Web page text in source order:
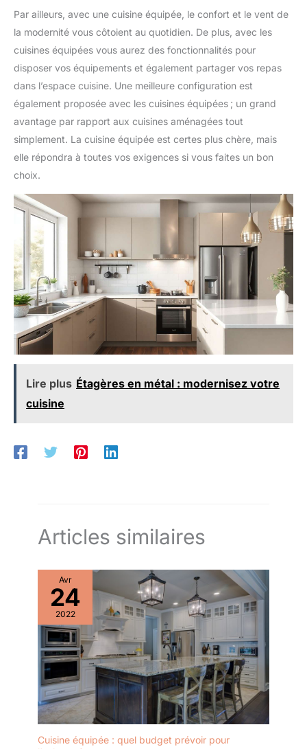
Par ailleurs, avec une cuisine équipée, le confort et le vent de
la modernité vous côtoient au quotidien. De plus, avec les
cuisines équipées vous aurez des fonctionnalités pour
disposer vos équipements et également partager vos repas
dans l’espace cuisine. Une meilleure configuration est
également proposée avec les cuisines équipées ; un grand
avantage par rapport aux cuisines aménagées tout
simplement. La cuisine équipée est certes plus chère, mais
elle répondra à toutes vos exigences si vous faites un bon
choix.
Lire plus Étagères en métal : modernisez votre
cuisine
Articles similaires
Avr
24
2022
Cuisine équipée : quel budget prévoir pour